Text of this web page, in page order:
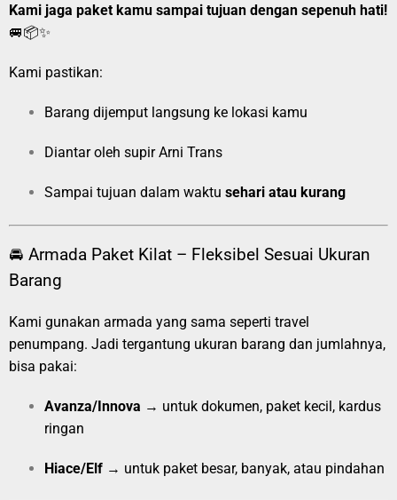
Kami jaga paket kamu sampai tujuan dengan sepenuh hati!
🚐📦✨
Kami pastikan:
Barang dijemput langsung ke lokasi kamu
Diantar oleh supir Arni Trans
Sampai tujuan dalam waktu sehari atau kurang
🚘 Armada Paket Kilat – Fleksibel Sesuai Ukuran
Barang
Kami gunakan armada yang sama seperti travel
penumpang. Jadi tergantung ukuran barang dan jumlahnya,
bisa pakai:
Avanza/Innova → untuk dokumen, paket kecil, kardus
ringan
Hiace/Elf → untuk paket besar, banyak, atau pindahan